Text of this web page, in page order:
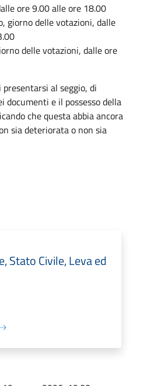
ore 9.00 alle ore 18.00
giorno delle votazioni, dalle
delle votazioni, dalle ore
al seggio, di
documenti e il possesso della
che questa abbia ancora
sia deteriorata o non sia
Stato Civile, Leva ed